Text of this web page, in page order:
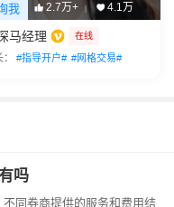
我 2.7万+ | 4.1万
马经理 在线
： #指导开户# #网格交易#
吗